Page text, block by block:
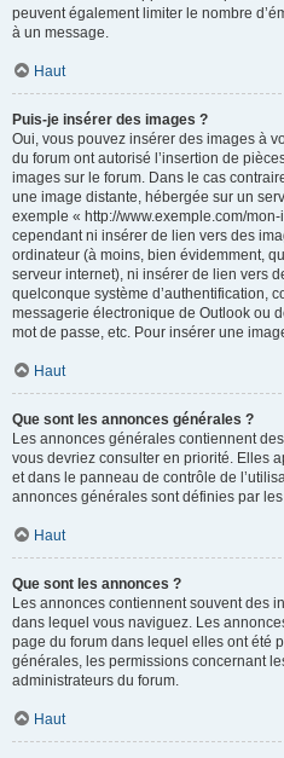
peuvent également limiter le nombre
à un message.
Haut
Puis-je insérer des images ?
Oui, vous pouvez insérer des images à
du forum ont autorisé l’insertion de
images sur le forum. Dans le cas
une image distante, hébergée sur un
exemple « http://www.exemple.com/
cependant ni insérer de lien vers des
ordinateur (à moins, bien évidemment,
serveur internet), ni insérer de lien vers
quelconque système d’authentification,
messagerie électronique de Outlook ou
mot de passe, etc. Pour insérer une
Haut
Que sont les annonces générales ?
Les annonces générales contiennent
vous devriez consulter en priorité. Elles
et dans le panneau de contrôle de
annonces générales sont définies par
Haut
Que sont les annonces ?
Les annonces contiennent souvent des
dans lequel vous naviguez. Les
page du forum dans lequel elles ont été
générales, les permissions concernant
administrateurs du forum.
Haut